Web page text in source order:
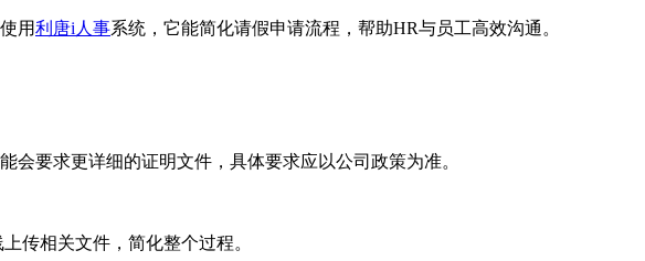
用利唐i人事系统，它能简化请假申请流程，帮助HR与员工高效沟通。
要求更详细的证明文件，具体要求应以公司政策为准。
传相关文件，简化整个过程。